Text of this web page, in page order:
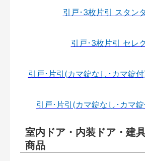
引戸･3枚片引 スタン
引戸･3枚片引 セレ
引戸･片引(カマ錠なし･カマ錠
引戸･片引(カマ錠なし･カマ
室内ドア・内装ドア・建
商品